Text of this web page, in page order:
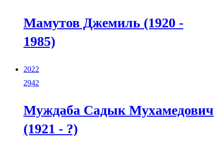
Мамутов Джемиль (1920 -
1985)
2022
2942
Муждаба Садык Мухамедович
(1921 - ?)